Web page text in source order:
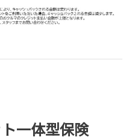
一体型保険